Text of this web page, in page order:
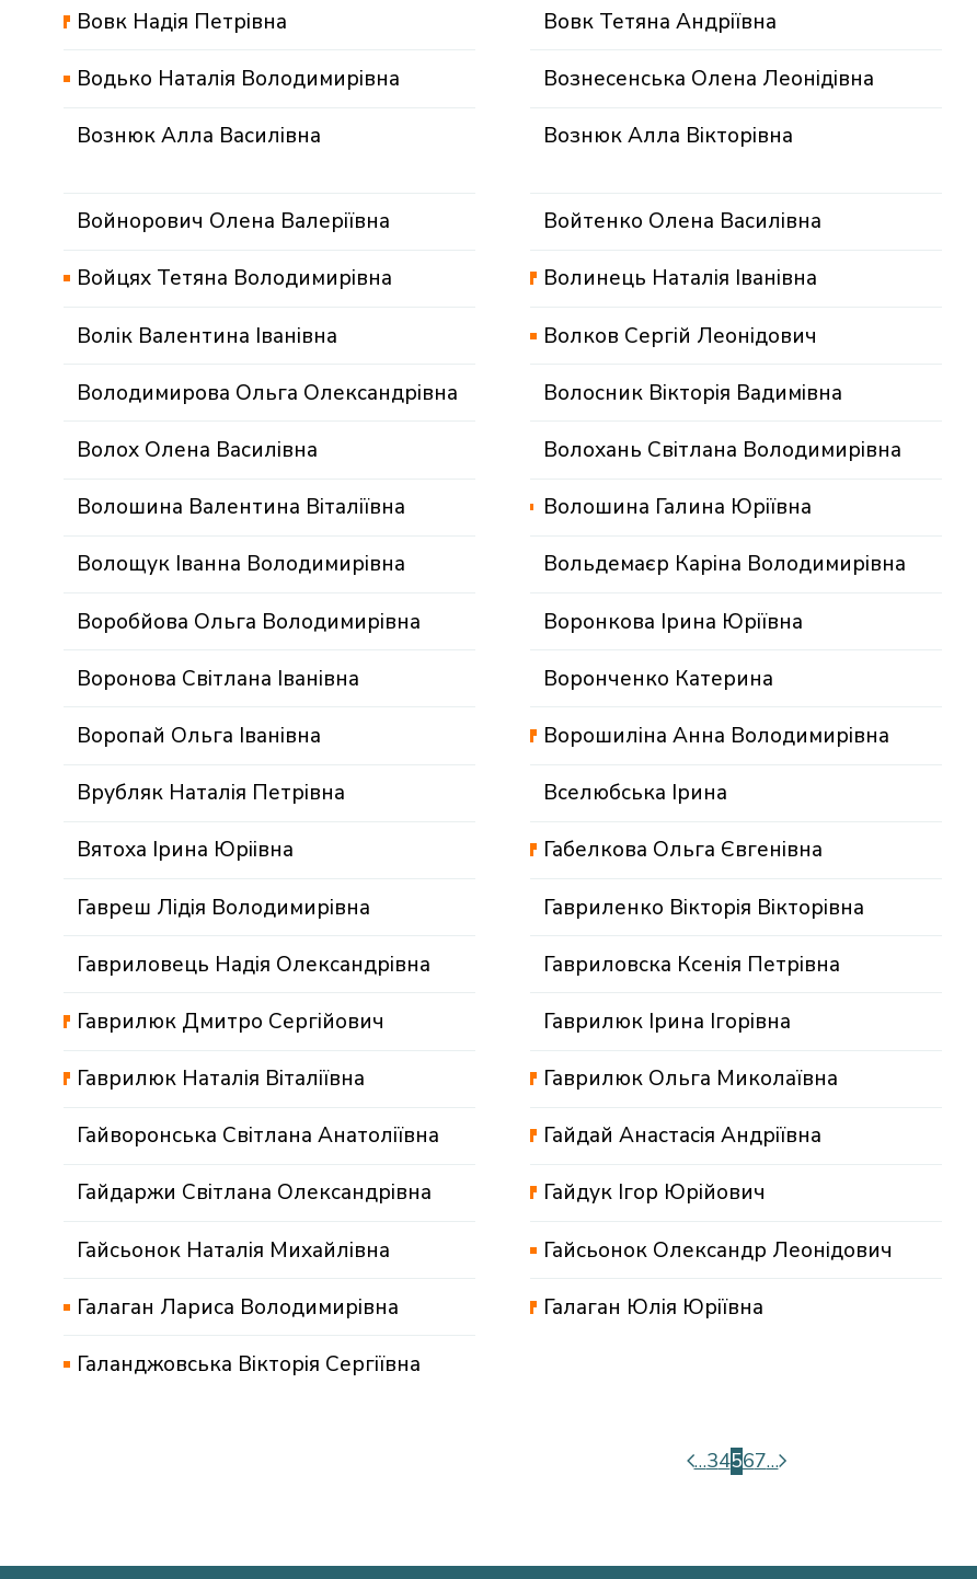
Вовк Надія Петрівна Вовк Тетяна Андріївна
Водько Наталія Володимирівна Вознесенська Олена Леонідівна
Вознюк Алла Василівна Вознюк Алла Вікторівна
Войнорович Олена Валеріївна Войтенко Олена Василівна
Войцях Тетяна Володимирівна Волинець Наталія Іванівна
Волік Валентина Іванівна Волков Сергій Леонідович
Володимирова Ольга Олександрівна Волосник Вікторія Вадимівна
Волох Олена Василівна Волохань Світлана Володимирівна
Волошина Валентина Віталіївна Волошина Галина Юріївна
Волощук Іванна Володимирівна Вольдемаєр Каріна Володимирівна
Воробйова Ольга Володимирівна Воронкова Ірина Юріївна
Воронова Свiтлана Iванiвна Воронченко Катерина
Воропай Ольга Іванівна Ворошиліна Анна Володимирівна
Врубляк Наталія Петрівна Вселюбська Ірина
Вятоха Ірина Юріівна Габелкова Ольга Євгенівна
Гавреш Лідія Володимирівна Гавриленко Вікторія Вікторівна
Гавриловець Надія Олександрівна Гавриловска Ксенія Петрівна
Гаврилюк Дмитро Сергійович Гаврилюк Ірина Ігорівна
Гаврилюк Наталія Віталіївна Гаврилюк Ольга Миколаївна
Гайворонська Світлана Анатоліївна Гайдай Анастасія Андріївна
Гайдаржи Світлана Олександрівна Гайдук Ігор Юрійович
Гайсьонок Наталія Михайлівна Гайсьонок Олександр Леонідович
Галаган Лариса Володимирівна Галаган Юлія Юріївна
Галанджовська Вікторія Сергіївна
…34567…